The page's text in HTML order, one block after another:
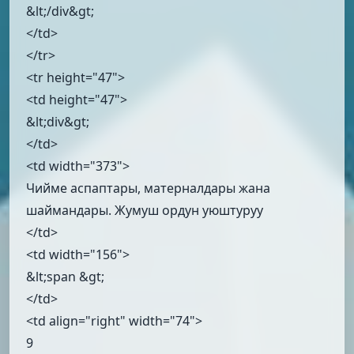
&lt;/div&gt;
</td>
</tr>
<tr height="47">
<td height="47">
&lt;div&gt;
</td>
<td width="373">
Чийме аспаптары, матерналдары жана
шаймандары. Жумуш ордун уюштуруу
</td>
<td width="156">
&lt;span &gt;
</td>
<td align="right" width="74">
9